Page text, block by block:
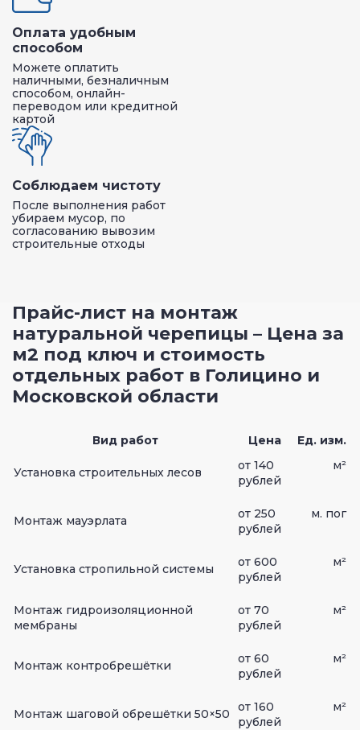
Оплата удобным
способом
Можете оплатить
наличными, безналичным
способом, онлайн-
переводом или кредитной
картой
Соблюдаем чистоту
После выполнения работ
убираем мусор, по
согласованию вывозим
строительные отходы
Прайс-лист на монтаж
натуральной черепицы – Цена за
м2 под ключ и стоимость
отдельных работ в Голицино и
Московской области
Вид работ Цена Ед. изм.
Установка строительных лесов
от 140
рублей
м²
Монтаж мауэрлата
от 250
рублей
м. пог
Установка стропильной системы
от 600
рублей
м²
Монтаж гидроизоляционной
мембраны
от 70
рублей
м²
Монтаж контробрешётки
от 60
рублей
м²
Монтаж шаговой обрешётки 50×50
от 160
рублей
м²